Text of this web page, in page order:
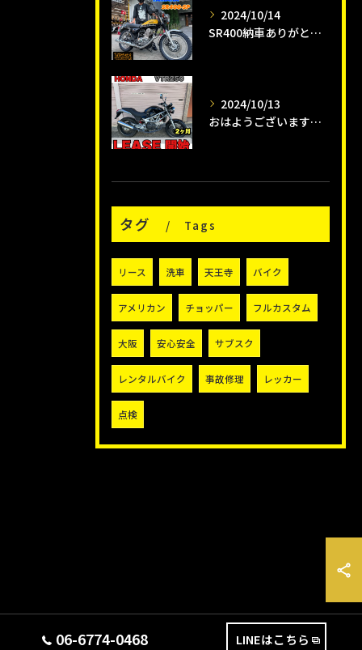
2024/10/14
SR400納車ありがとうございます😊
2024/10/13
おはようございます😊タイガーオートインスタクラブです🛵
タグ Tags
リース 洗車 天王寺 バイク
アメリカン チョッパー フルカスタム
大阪 安心安全 サブスク
レンタルバイク 事故修理 レッカー
点検
06-6774-0468 LINEはこちら